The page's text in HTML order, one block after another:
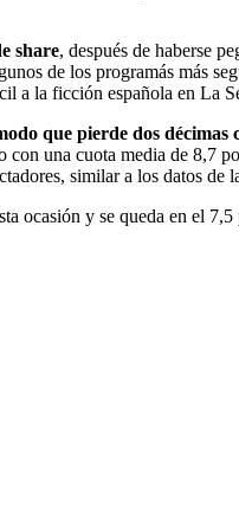
share, después de haberse
de los programás más
a la ficción española en La
que pierde dos décimas
una cuota media de 8,7
similar a los datos de
ocasión y se queda en el